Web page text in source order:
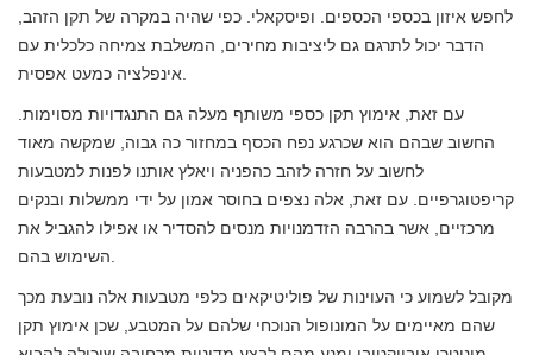
לחפש איזון בכספי הכספים. ופיסקאלי. כפי שהיה במקרה של תקן הזהב,
הדבר יכול לתרגם גם ליציבות מחירים, המשלבת צמיחה כלכלית עם
עם זאת, אימוץ תקן כספי משותף מעלה גם התנגדויות מסוימות.
החשוב שבהם הוא שכרגע נפח הכסף במחזור כה גבוה, שמקשה מאוד
לחשוב על חזרה לזהב כהפניה ויאלץ אותנו לפנות למטבעות
קריפטוגרפיים. עם זאת, אלה נצפים בחוסר אמון על ידי ממשלות ובנקים
מרכזיים, אשר בהרבה הזדמנויות מנסים להסדיר או אפילו להגביל את
מקובל לשמוע כי העוינות של פוליטיקאים כלפי מטבעות אלה נובעת מכך
שהם מאיימים על המונופול הנוכחי שלהם על המטבע, שכן אימוץ תקן